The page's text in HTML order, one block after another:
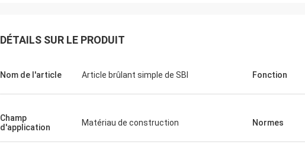
DÉTAILS SUR LE PRODUIT
Nom de l'article Article brûlant simple de SBI Fonction
Champ
d'application
Matériau de construction Normes